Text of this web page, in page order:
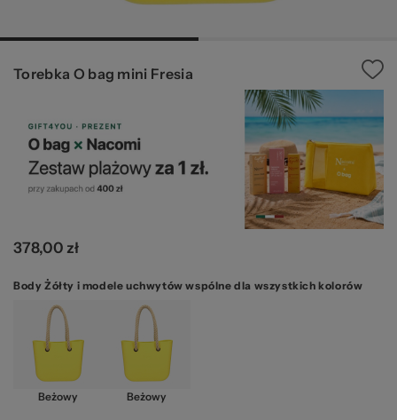
Torebka O bag mini Fresia
378,00 zł
Body Żółty i modele uchwytów wspólne dla wszystkich kolorów
Beżowy Beżowy